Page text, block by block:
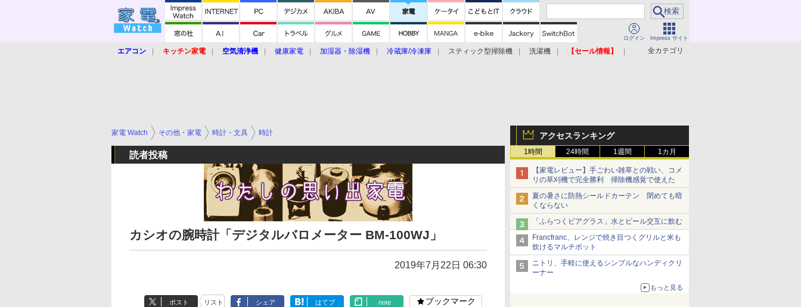
ログイン Impress サイト
全カテゴリ
エアコン キッチン家電 空気清浄機 健康家電 加湿器・除湿機 冷蔵庫/冷凍庫 スティック型掃除機 洗濯機
【セール情報】
アクセスランキング
1時間 24時間 1週間 1カ月
【家電レビュー】手ごわい雑草との戦い、コメ
リの草刈機で完全勝利 掃除機感覚で使えた
夏の暑さに防熱シールドカーテン 閉めても暗
くならない
「ふらつくビアグラス」水とビール交互に飲む
Francfranc、レンジで焼き目つくグリルと米も
炊けるマルチポット
ニトリ、手軽に使えるシンプルなハンディクリ
ーナー
もっと見る
家電 Watch その他・家電 時計・文具 時計
読者投稿
カシオの腕時計「デジタルバロメーター BM-100WJ」
2019年7月22日 06:30
ポスト リスト シェア はてブ note ブックマーク